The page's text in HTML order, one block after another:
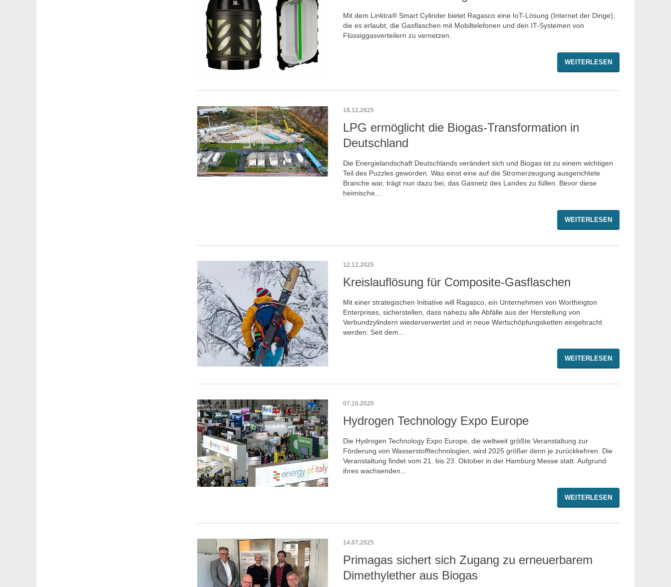
Mit dem Linktra® Smart Cylinder bietet Ragasco eine IoT-Lösung (Internet der Dinge),
die es erlaubt, die Gasflaschen mit Mobiltelefonen und den IT-Systemen von
Flüssiggasverteilern zu vernetzen.
WEITERLESEN
18.12.2025
LPG ermöglicht die Biogas-Transformation in
Deutschland
Die Energielandschaft Deutschlands verändert sich und Biogas ist zu einem wichtigen
Teil des Puzzles geworden. Was einst eine auf die Stromerzeugung ausgerichtete
Branche war, trägt nun dazu bei, das Gasnetz des Landes zu füllen. Bevor diese
heimische...
WEITERLESEN
12.12.2025
Kreislauflösung für Composite-Gasflaschen
Mit einer strategischen Initiative will Ragasco, ein Unternehmen von Worthington
Enterprises, sicherstellen, dass nahezu alle Abfälle aus der Herstellung von
Verbundzylindern wiederverwertet und in neue Wertschöpfungsketten eingebracht
werden: Seit dem...
WEITERLESEN
07.10.2025
Hydrogen Technology Expo Europe
Die Hydrogen Technology Expo Europe, die weltweit größte Veranstaltung zur
Förderung von Wasserstofftechnologien, wird 2025 größer denn je zurückkehren. Die
Veranstaltung findet vom 21. bis 23. Oktober in der Hamburg Messe statt. Aufgrund
ihres wachsenden...
WEITERLESEN
14.07.2025
Primagas sichert sich Zugang zu erneuerbarem
Dimethylether aus Biogas